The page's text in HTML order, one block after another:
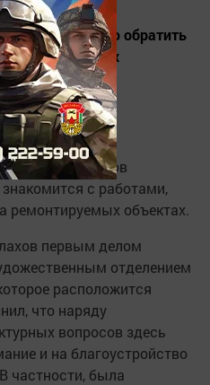
необходимо обратить
прилегающих
информ»
Айдар Салахов
с работами,
объектах.
первым делом
отделением
расположится
что наряду
вопросов здесь
и на благоустройство
частности, была